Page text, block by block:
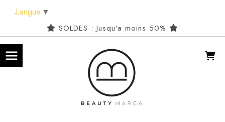
SOLDES : Jusqu'a moins 50%
Langue ▼